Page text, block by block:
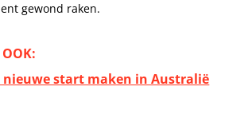
gewond raken.
OOK:
start maken in Australië